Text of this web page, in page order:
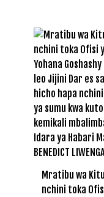
Mratibu wa
nchini toka